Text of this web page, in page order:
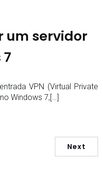
um servidor
VPN (Virtual Private
Windows 7,[…]
Next